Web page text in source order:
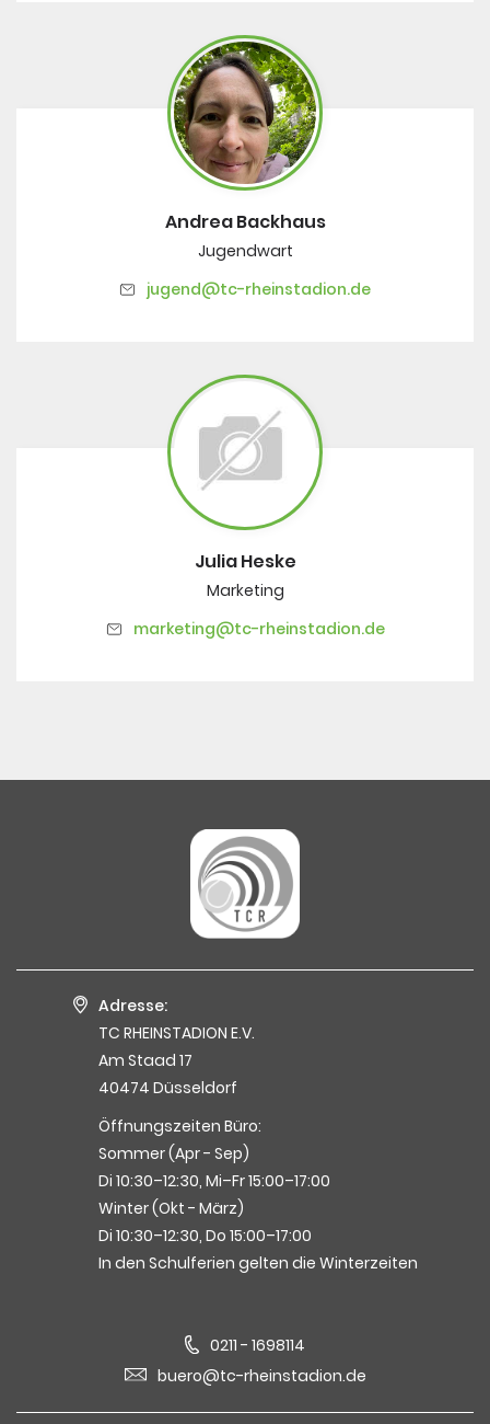
Andrea Backhaus
Jugendwart
jugend@tc-rheinstadion.de
Julia Heske
Marketing
marketing@tc-rheinstadion.de
Adresse:
TC RHEINSTADION E.V.
Am Staad 17
40474 Düsseldorf
Öffnungszeiten Büro:
Sommer (Apr - Sep)
Di 10:30–12:30, Mi–Fr 15:00–17:00
Winter (Okt - März)
Di 10:30–12:30, Do 15:00–17:00
In den Schulferien gelten die Winterzeiten
0211 - 1698114
buero@tc-rheinstadion.de